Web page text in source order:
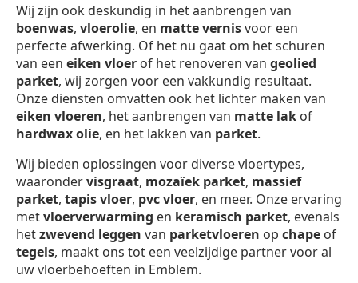
Wij zijn ook deskundig in het aanbrengen van
boenwas, vloerolie, en matte vernisvoor een
perfecte afwerking. Of het nu gaat om het schuren
van een eiken vloer of het renoveren van geolied
parket, wij zorgen voor een vakkundig resultaat.
Onze diensten omvatten ook het lichter maken van
eiken vloeren, het aanbrengen van matte lak of
hardwax olie, en het lakken van parket.
Wij bieden oplossingen voor diverse vloertypes,
waarondervisgraat, mozaïek parket, massief
parket, tapis vloer, pvc vloer, en meer. Onze ervaring
metvloerverwarming en keramisch parket, evenals
hetzwevend leggen van parketvloeren op chape of
tegels, maakt ons tot een veelzijdige partner voor al
uw vloerbehoeften in Emblem.